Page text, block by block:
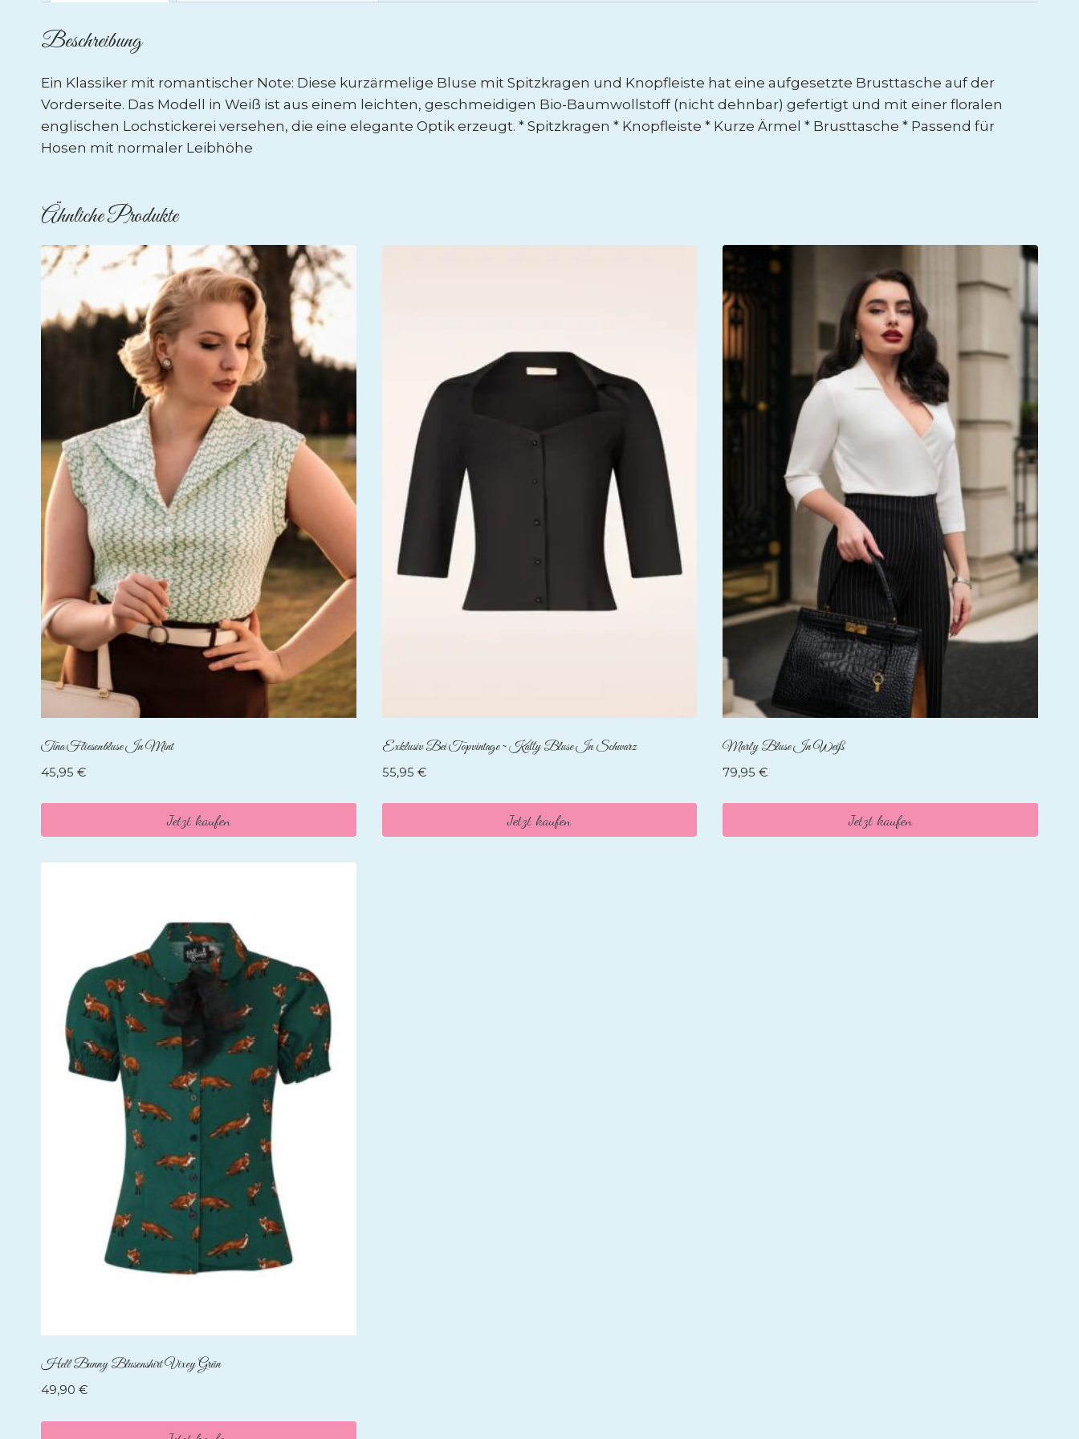
Beschreibung
Ein Klassiker mit romantischer Note: Diese kurzärmelige Bluse mit Spitzkragen und Knopfleiste hat eine aufgesetzte Brusttasche auf der
Vorderseite. Das Modell in Weiß ist aus einem leichten, geschmeidigen Bio-Baumwollstoff (nicht dehnbar) gefertigt und mit einer floralen
englischen Lochstickerei versehen, die eine elegante Optik erzeugt. * Spitzkragen * Knopfleiste * Kurze Ärmel * Brusttasche * Passend für
Hosen mit normaler Leibhöhe
Ähnliche Produkte
Tina Fliesenbluse In Mint
45,95 €
Jetzt kaufen
Exklusiv Bei Topvintage ~ Katty Bluse In Schwarz
55,95 €
Jetzt kaufen
Marly Bluse In Weiß
79,95€
Jetzt kaufen
Hell Bunny Blusenshirt Vixey Grün
49,90 €